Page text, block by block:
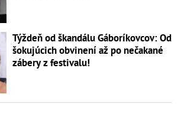
Týždeň od škandálu Gáboríkovcov: Od
šokujúcich obvinení až po nečakané
zábery z festivalu!